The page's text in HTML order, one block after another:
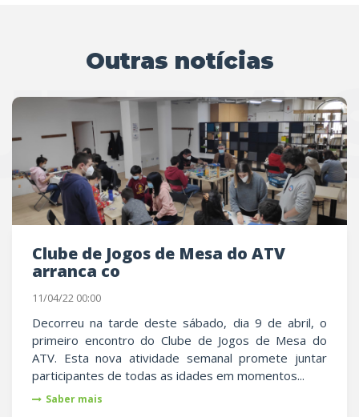
Outras notícias
Clube de Jogos de Mesa do ATV
arranca co
11/04/22 00:00
Decorreu na tarde deste sábado, dia 9 de abril, o
primeiro encontro do Clube de Jogos de Mesa do
ATV. Esta nova atividade semanal promete juntar
participantes de todas as idades em momentos...
Saber mais